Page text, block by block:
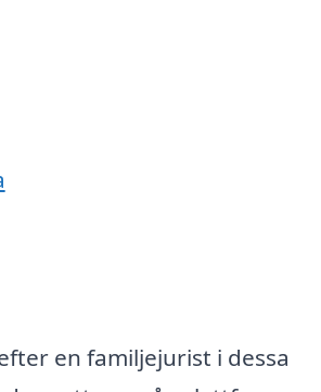
en familjejurist i dessa